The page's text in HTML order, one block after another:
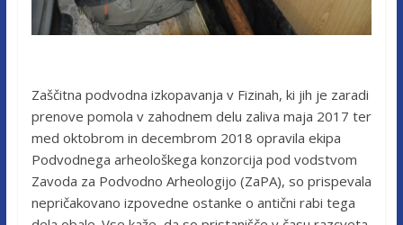
Zaščitna podvodna izkopavanja v Fizinah, ki jih je zaradi
prenove pomola v zahodnem delu zaliva maja 2017 ter
med oktobrom in decembrom 2018 opravila ekipa
Podvodnega arheološkega konzorcija pod vodstvom
Zavoda za Podvodno Arheologijo (ZaPA), so prispevala
nepričakovano izpovedne ostanke o antični rabi tega